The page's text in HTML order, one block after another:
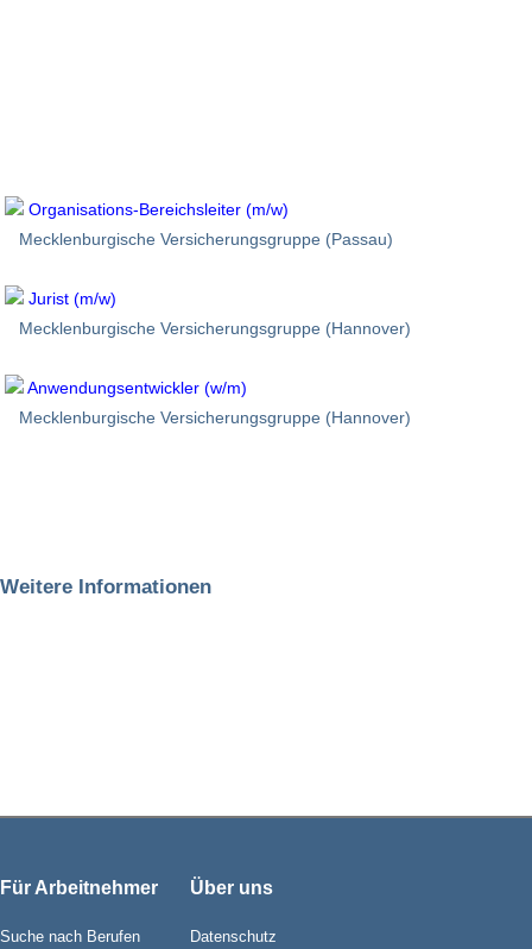
Organisations-Bereichsleiter (m/w)
Mecklenburgische Versicherungsgruppe (Passau)
Jurist (m/w)
Mecklenburgische Versicherungsgruppe (Hannover)
Anwendungsentwickler (w/m)
Mecklenburgische Versicherungsgruppe (Hannover)
Weitere Informationen
Für Arbeitnehmer
Suche nach Berufen
Über uns
Datenschutz